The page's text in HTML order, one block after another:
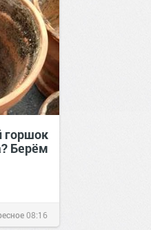
горшок
Берём
08:16